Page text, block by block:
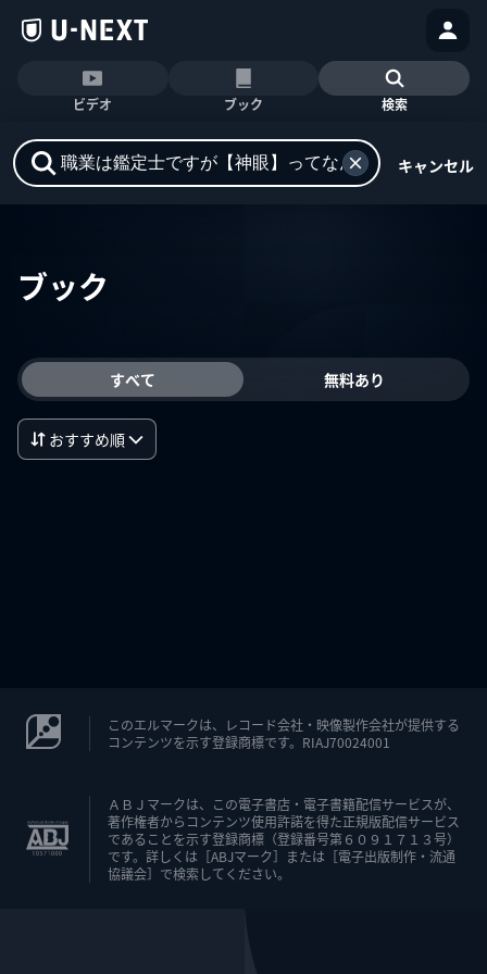
ビデオ ブック 検索
キャンセル
ブック
すべて 無料あり
おすすめ順
このエルマークは、レコード会社・映像製作会社が提供する
コンテンツを示す登録商標です。RIAJ70024001
ＡＢＪマークは、この電子書店・電子書籍配信サービスが、
著作権者からコンテンツ使用許諾を得た正規版配信サービス
であることを示す登録商標（登録番号第６０９１７１３号）
です。詳しくは［ABJマーク］または［電子出版制作・流通
協議会］で検索してください。